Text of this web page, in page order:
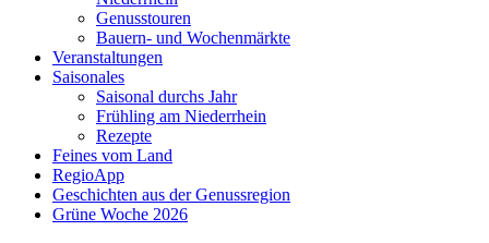
Genusstouren
Bauern- und Wochenmärkte
Veranstaltungen
Saisonales
Saisonal durchs Jahr
Frühling am Niederrhein
Rezepte
Feines vom Land
RegioApp
Geschichten aus der Genussregion
Grüne Woche 2026